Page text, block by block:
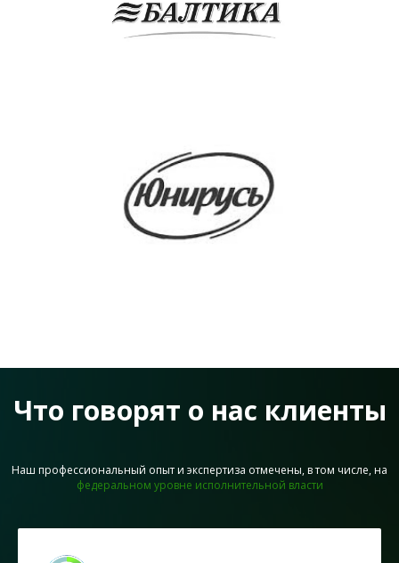
Что говорят о нас клиенты
Наш профессиональный опыт и экспертиза отмечены, в том числе, на
федеральном уровне исполнительной власти